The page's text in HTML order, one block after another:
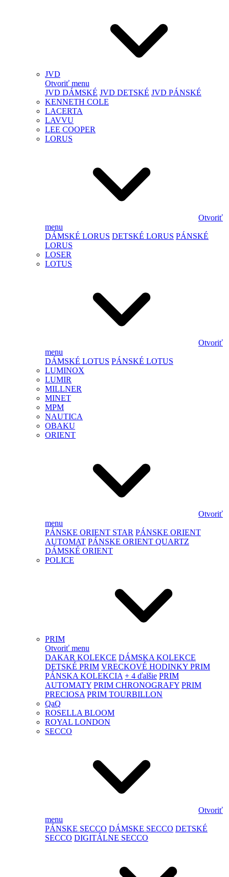
JVD
Otvoriť menu
JVD DÁMSKÉ JVD DETSKÉ JVD PÁNSKÉ
KENNETH COLE
LACERTA
LAVVU
LEE COOPER
LORUS
Otvoriť
menu
DÁMSKÉ LORUS DETSKÉ LORUS PÁNSKÉ
LORUS
LOSER
LOTUS
Otvoriť
menu
DÁMSKÉ LOTUS PÁNSKÉ LOTUS
LUMINOX
LUMIR
MILLNER
MINET
MPM
NAUTICA
OBAKU
ORIENT
Otvoriť
menu
PÁNSKE ORIENT STAR PÁNSKE ORIENT
AUTOMAT PÁNSKE ORIENT QUARTZ
DÁMSKÉ ORIENT
POLICE
PRIM
Otvoriť menu
DAKAR KOLEKCE DÁMSKA KOLEKCE
DETSKÉ PRIM VRECKOVÉ HODINKY PRIM
PÁNSKA KOLEKCIA + 4 ďalšie PRIM
AUTOMATY PRIM CHRONOGRAFY PRIM
PRECIOSA PRIM TOURBILLON
QaQ
ROSELLA BLOOM
ROYAL LONDON
SECCO
Otvoriť
menu
PÁNSKE SECCO DÁMSKE SECCO DETSKÉ
SECCO DIGITÁLNE SECCO